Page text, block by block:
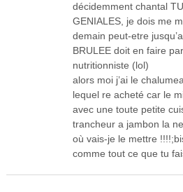
décidemment chantal
GENIALES, je dois me
demain peut-etre
BRULEE doit en faire
nutritionniste (lol)
alors moi j’ai le
lequel re acheté car le
avec une toute petite
trancheur a jambon la
où vais-je le mettre
comme tout ce que tu